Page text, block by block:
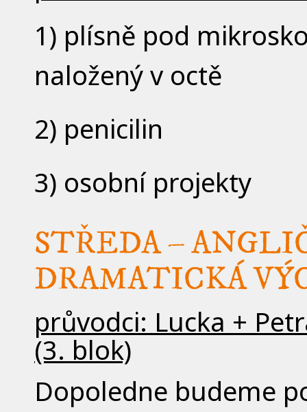
1) plísně pod
naložený v octě
2) penicilin
3) osobní projekty
STŘEDA –
DRAMATICKÁ
průvodci: Lucka +
(3. blok)
Dopoledne budeme